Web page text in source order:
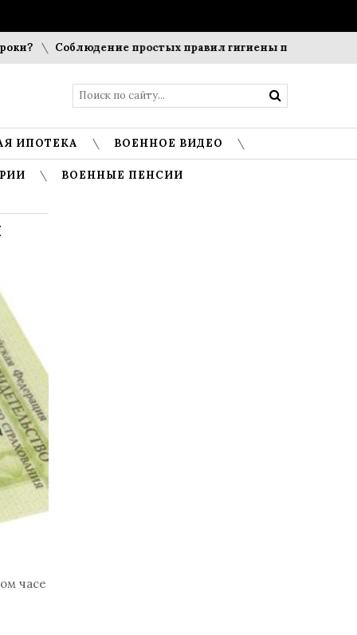
Соблюдение простых правил гигиены помогает
ИПОТЕКА ВОЕННОЕ ВИДЕО
ВОЕННЫЕ ПЕНСИИ
часе